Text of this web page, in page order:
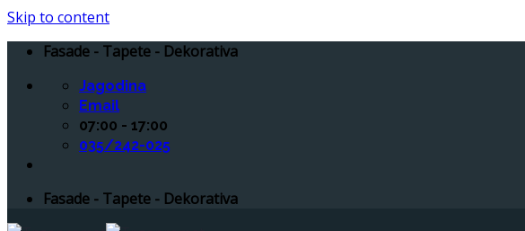
Skip to content
Fasade - Tapete - Dekorativa
Jagodina
Email
07:00 - 17:00
035/242-025
Fasade - Tapete - Dekorativa